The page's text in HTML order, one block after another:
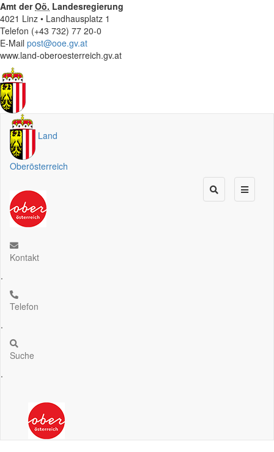
Amt derOö. Landesregierung
4021 Linz • Landhausplatz 1
Telefon (+43 732) 77 20-0
E-Mail post@ooe.gv.at
www.land-oberoesterreich.gv.at
Land
Oberösterreich
Kontakt
.
Telefon
.
Suche
.